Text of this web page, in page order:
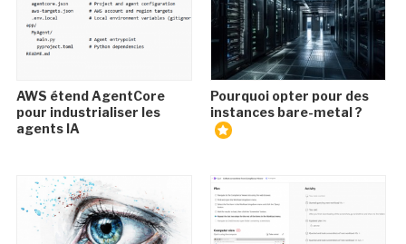
AWS étend AgentCore
pour industrialiser les
agents IA
Pourquoi opter pour des
instances bare-metal ?